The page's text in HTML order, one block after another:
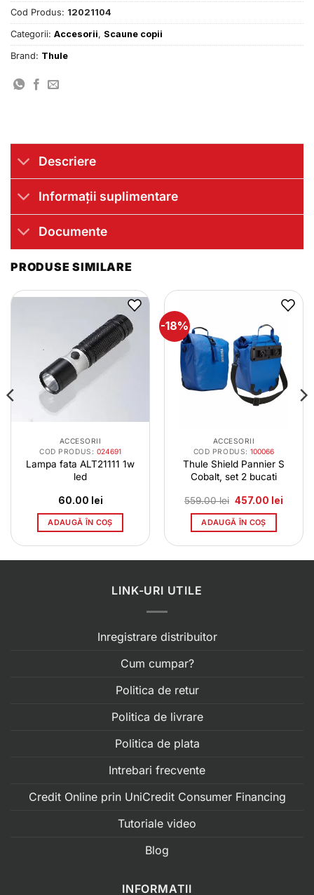
Cod Produs: 12021104
Categorii: Accesorii, Scaune copii
Brand: Thule
Descriere
Informații suplimentare
Documente
PRODUSE SIMILARE
ACCESORII
COD PRODUS: 024691
Lampa fata ALT21111 1w
led
60.00 lei
ADAUGĂ ÎN COȘ
-18%
ACCESORII
COD PRODUS:100066
Thule Shield Pannier S
Cobalt, set 2 bucati
559.00lei Prețul
a
fost:
457.00 lei
ADAUGĂ ÎN COȘ
LINK-URI UTILE
Inregistrare distribuitor
Cum cumpar?
Politica de retur
Politica de livrare
Politica de plata
Intrebari frecvente
Credit Online prin UniCredit Consumer Financing
Tutoriale video
Blog
INFORMATII